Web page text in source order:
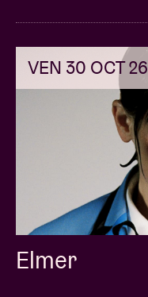
VEN 30 OCT 26
Elmer